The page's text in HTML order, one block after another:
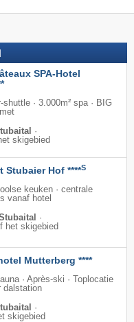
SPA-Hotel
· 3.000m² spa · BIG
·
skigebied
Stubaier Hof ****S
keuken · centrale
vanaf hotel
·
het skigebied
Mutterberg ****
· Après-ski · Toplocatie
dalstation
·
skigebied